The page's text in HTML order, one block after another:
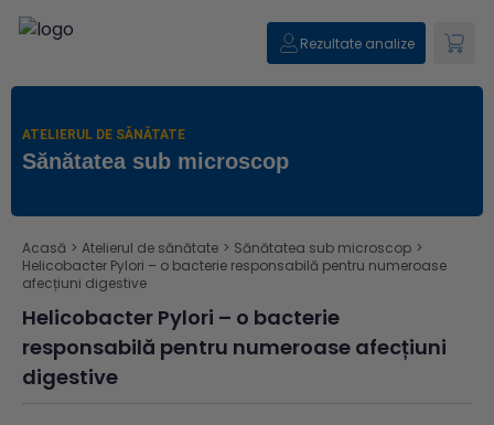
Rezultate analize
ATELIERUL DE SĂNĂTATE
Sănătatea sub microscop
Acasă > Atelierul de sănătate > Sănătatea sub microscop >
Helicobacter Pylori – o bacterie responsabilă pentru numeroase
afecțiuni digestive
Helicobacter Pylori – o bacterie
responsabilă pentru numeroase afecțiuni
digestive